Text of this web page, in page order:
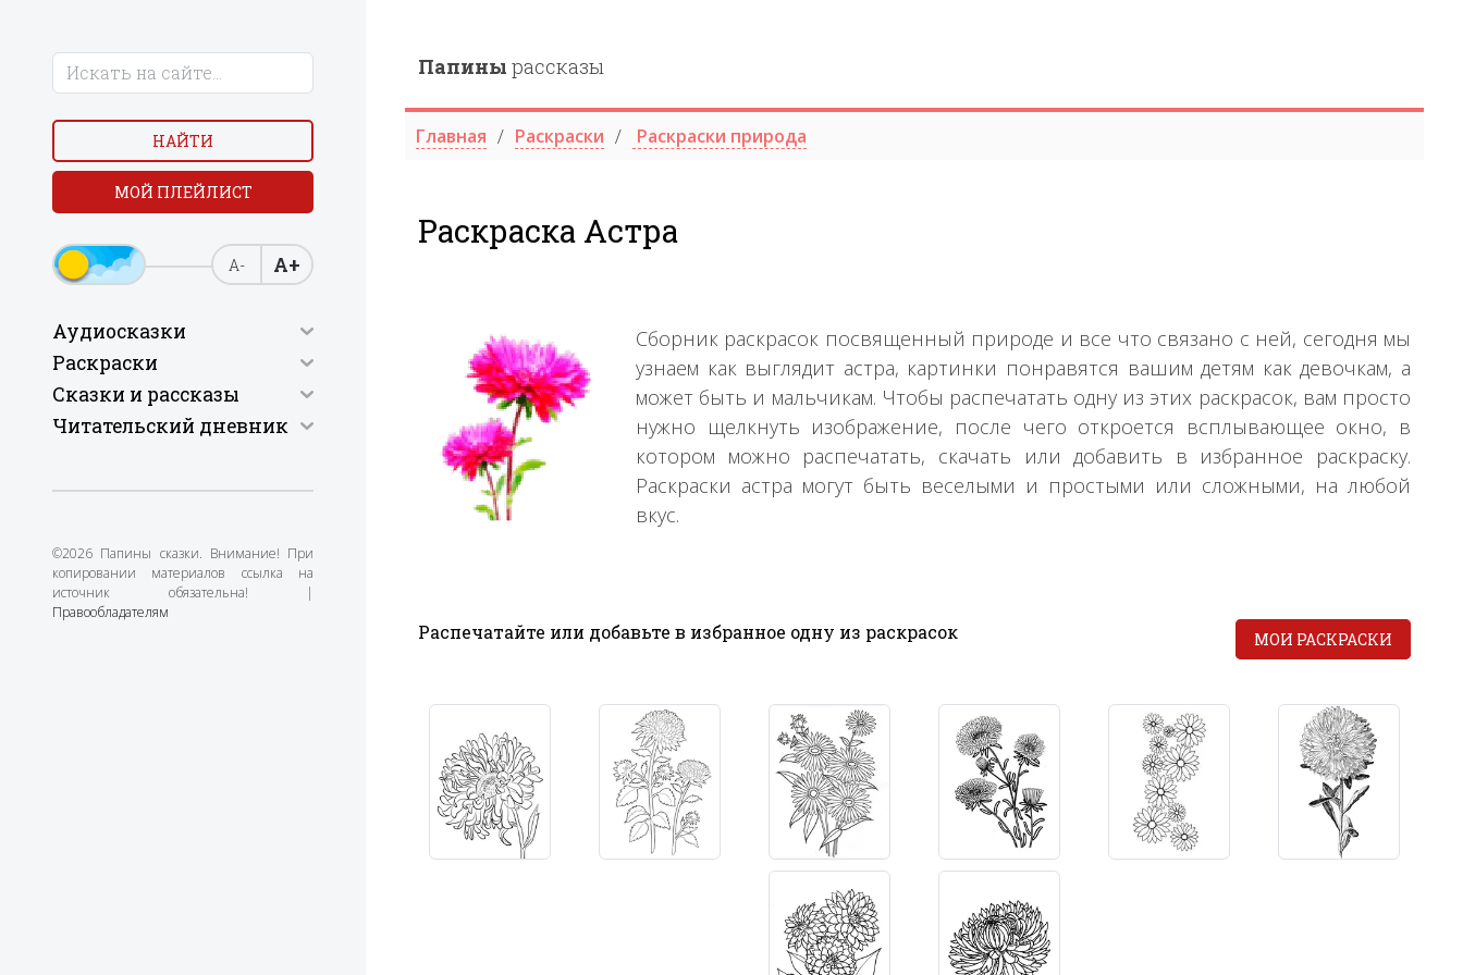
НАЙТИ
МОЙ ПЛЕЙЛИСТ
А- А+
Аудиосказки
Раскраски
Сказки и рассказы
Читательский дневник
©2026 Папины сказки. Внимание! При
копировании материалов ссылка на
источник обязательна! |
Правообладателям
Папины рассказы
Главная Раскраски Раскраски природа
Раскраска Астра
Сборник раскрасок посвященный природе и все что связано с ней, сегодня мы
узнаем как выглядит астра, картинки понравятся вашим детям как девочкам, а
может быть и мальчикам. Чтобы распечатать одну из этих раскрасок, вам просто
нужно щелкнуть изображение, после чего откроется всплывающее окно, в
котором можно распечатать, скачать или добавить в избранное раскраску.
Раскраски астра могут быть веселыми и простыми или сложными, на любой
вкус.
Распечатайте или добавьте в избранное одну из раскрасок МОИ РАСКРАСКИ